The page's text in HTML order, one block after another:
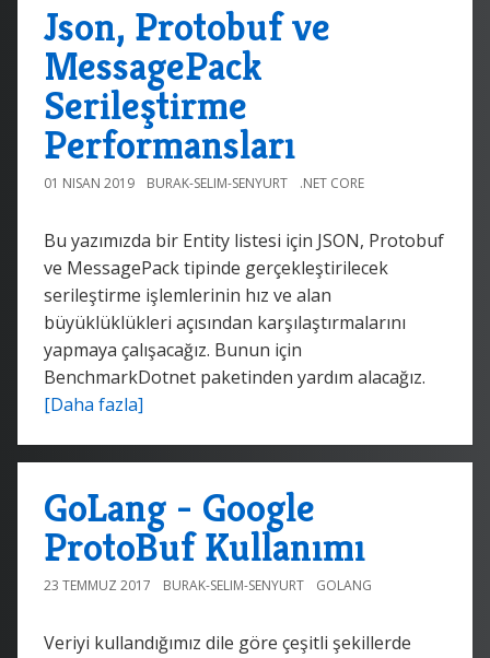
Json, Protobuf ve
MessagePack
Serileştirme
Performansları
01 NISAN 2019 BURAK-SELIM-SENYURT .NET CORE
Bu yazımızda bir Entity listesi için JSON, Protobuf
ve MessagePack tipinde gerçekleştirilecek
serileştirme işlemlerinin hız ve alan
büyüklüklükleri açısından karşılaştırmalarını
yapmaya çalışacağız. Bunun için
BenchmarkDotnet paketinden yardım alacağız.
[Daha fazla]
GoLang - Google
ProtoBuf Kullanımı
23 TEMMUZ 2017 BURAK-SELIM-SENYURT GOLANG
Veriyi kullandığımız dile göre çeşitli şekillerde